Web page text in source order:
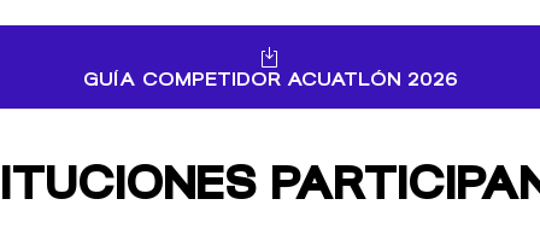
GUÍA COMPETIDOR ACUATLÓN 2026